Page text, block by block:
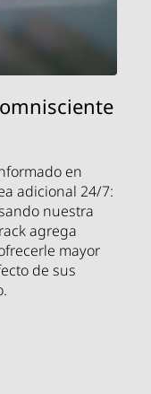
en
adicional 24/7:
nuestra
agrega
mayor
de sus